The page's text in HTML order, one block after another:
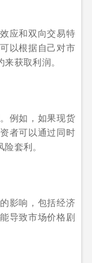
应和双向交易特
以根据自己对市
获取利润。
例如，如果现货
者可以通过同时
套利。
影响，包括经济
导致市场价格剧